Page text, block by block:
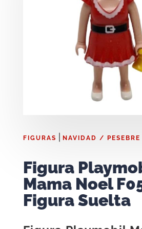
FIGURAS NAVIDAD / PESEBRE
Figura
Mama Noel
Figura Suelta